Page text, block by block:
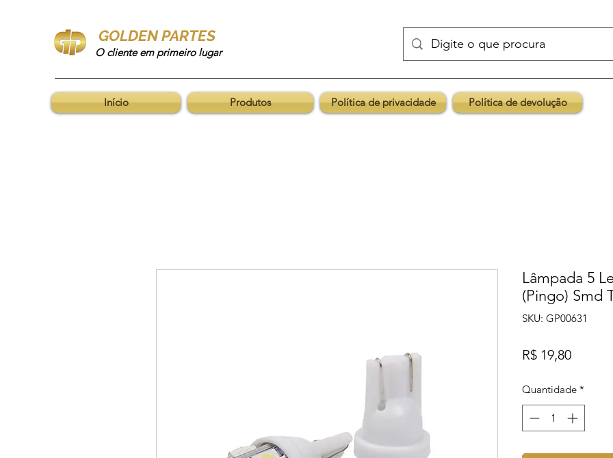
GOLDEN PARTES
O cliente em primeiro lugar
Início Produtos Política de privacidade Política de devolução
Lâmpada 5
(Pingo) Smd
SKU: GP00631
R$ 19,80Preço
Quantidade *